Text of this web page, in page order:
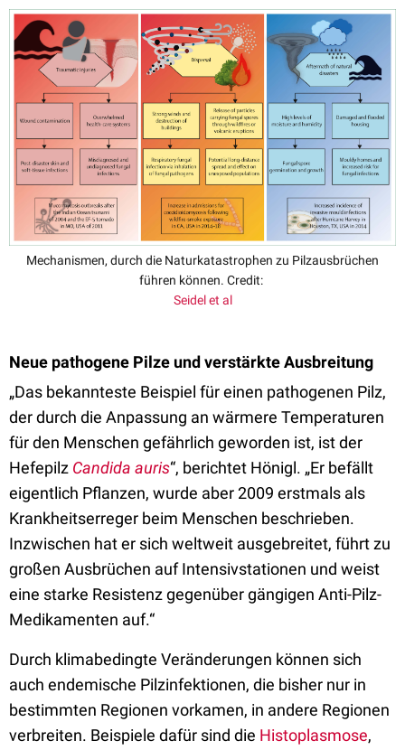
Mechanismen, durch die Naturkatastrophen zu Pilzausbrüchen
führen können. Credit:
Seidel et al
Neue pathogene Pilze und verstärkte Ausbreitung
„Das bekannteste Beispiel für einen pathogenen Pilz,
der durch die Anpassung an wärmere Temperaturen
für den Menschen gefährlich geworden ist, ist der
Hefepilz Candida auris“, berichtet Hönigl. „Er befällt
eigentlich Pflanzen, wurde aber 2009 erstmals als
Krankheitserreger beim Menschen beschrieben.
Inzwischen hat er sich weltweit ausgebreitet, führt zu
großen Ausbrüchen auf Intensivstationen und weist
eine starke Resistenz gegenüber gängigen Anti-Pilz-
Medikamenten auf.“
Durch klimabedingte Veränderungen können sich
auch endemische Pilzinfektionen, die bisher nur in
bestimmten Regionen vorkamen, in andere Regionen
verbreiten. Beispiele dafür sind die Histoplasmose,